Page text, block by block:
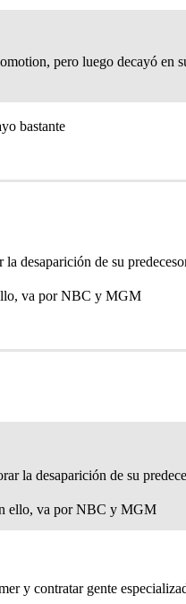
pero luego decayó en
bastante
desaparición de su
va por NBC y MGM
la desaparición de su
ello, va por NBC y MGM
y contratar gente